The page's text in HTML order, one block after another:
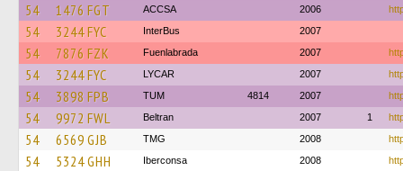
54 1476 FGT ACCSA 2006
54 3244 FYC InterBus 2007
54 7876 FZK Fuenlabrada 2007
54 3244 FYC LYCAR 2007
54 3898 FPB TUM 4814 2007
54 9972 FWL Beltran 2007 1
54 6569 GJB TMG 2008
54 5324 GHH Iberconsa 2008